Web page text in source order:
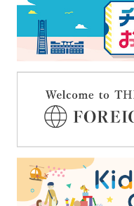
グルメガイド
ショップトピックス
施設案内
アクセス